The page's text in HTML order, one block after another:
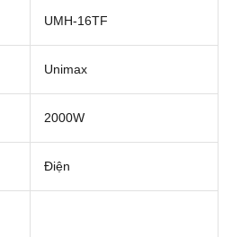
UMH-16TF
Unimax
2000W
Điện